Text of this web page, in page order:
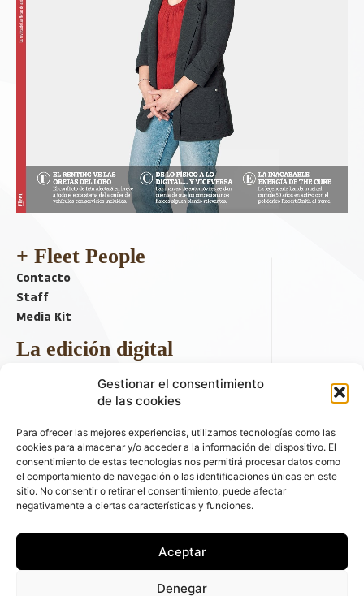
Gestionar el consentimiento
de las cookies
Para ofrecer las mejores experiencias, utilizamos tecnologías como las
cookies para almacenar y/o acceder a la información del dispositivo. El
consentimiento de estas tecnologías nos permitirá procesar datos como
el comportamiento de navegación o las identificaciones únicas en este
sitio. No consentir o retirar el consentimiento, puede afectar
negativamente a ciertas características y funciones.
Aceptar
Denegar
+ Fleet People
Contacto
Staff
Media Kit
La edición digital
Descargar último ejemplar
ir a hemeroteca
+ Contenido en redes sociales